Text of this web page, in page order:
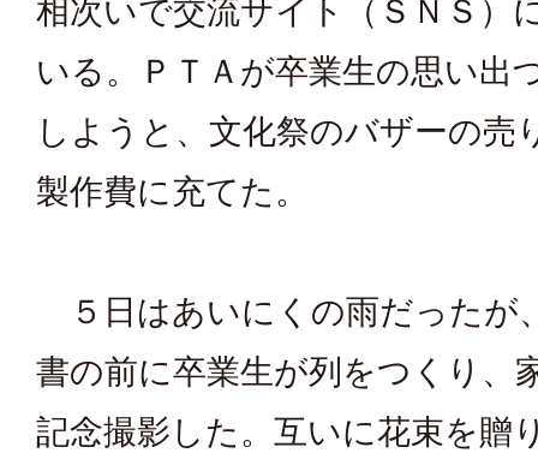
相次いで交流サイト（ＳＮＳ）
いる。ＰＴＡが卒業生の思い出
しようと、文化祭のバザーの売
製作費に充てた。
５日はあいにくの雨だったが
書の前に卒業生が列をつくり、
記念撮影した。互いに花束を贈